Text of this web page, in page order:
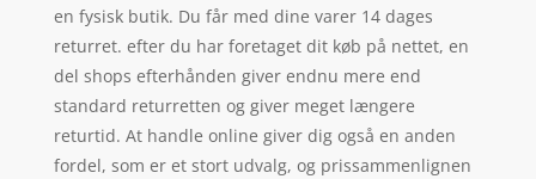
en fysisk butik. Du får med dine varer 14 dages
returret. efter du har foretaget dit køb på nettet, en
del shops efterhånden giver endnu mere end
standard returretten og giver meget længere
returtid. At handle online giver dig også en anden
fordel, som er et stort udvalg, og prissammenlignen